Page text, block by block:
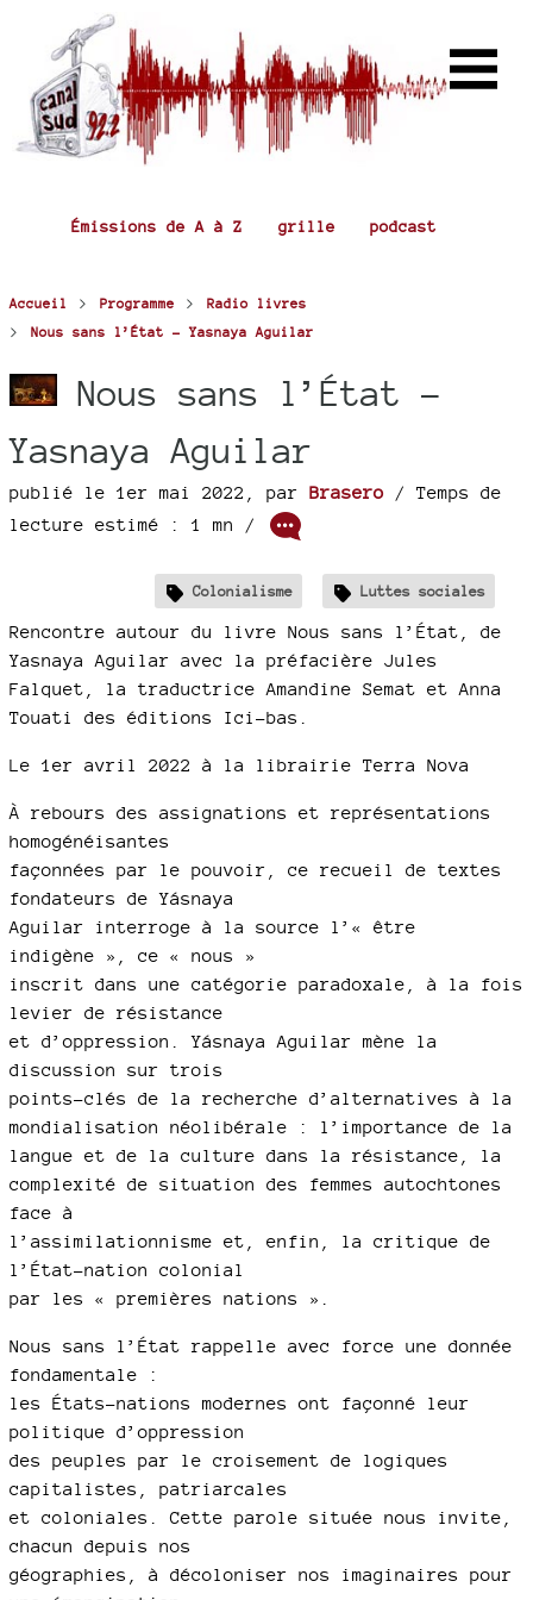
Émissions de A à Z grille podcast
Accueil > Programme > Radio livres
> Nous sans l’État - Yasnaya Aguilar
Nous sans l’État -
Yasnaya Aguilar
publié le 1er mai 2022 par Brasero / Temps de
lecture estimé : 1 mn /
Colonialisme Luttes sociales
Rencontre autour du livre Nous sans l’État, de
Yasnaya Aguilar avec la préfacière Jules
Falquet, la traductrice Amandine Semat et Anna
Touati des éditions Ici-bas.
Le 1er avril 2022 à la librairie Terra Nova
À rebours des assignations et représentations
homogénéisantes
façonnées par le pouvoir, ce recueil de textes
fondateurs de Yásnaya
Aguilar interroge à la source l’« être
indigène », ce « nous »
inscrit dans une catégorie paradoxale, à la fois
levier de résistance
et d’oppression. Yásnaya Aguilar mène la
discussion sur trois
points-clés de la recherche d’alternatives à la
mondialisation néolibérale : l’importance de la
langue et de la culture dans la résistance, la
complexité de situation des femmes autochtones
face à
l’assimilationnisme et, enfin, la critique de
l’État-nation colonial
par les « premières nations ».
Nous sans l’État rappelle avec force une donnée
fondamentale :
les États-nations modernes ont façonné leur
politique d’oppression
des peuples par le croisement de logiques
capitalistes, patriarcales
et coloniales. Cette parole située nous invite,
chacun depuis nos
géographies, à décoloniser nos imaginaires pour